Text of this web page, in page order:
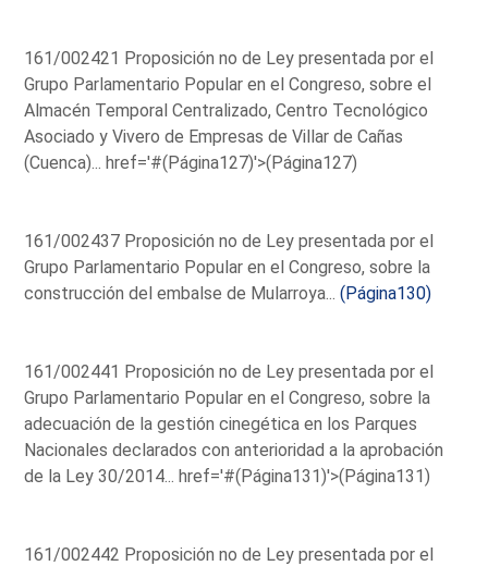
161/002421 Proposición no de Ley presentada por el
Grupo Parlamentario Popular en el Congreso, sobre el
Almacén Temporal Centralizado, Centro Tecnológico
Asociado y Vivero de Empresas de Villar de Cañas
(Cuenca)...href='#(Página127)'>(Página127)
161/002437 Proposición no de Ley presentada por el
Grupo Parlamentario Popular en el Congreso, sobre la
construcción del embalse de Mularroya...(Página130)
161/002441 Proposición no de Ley presentada por el
Grupo Parlamentario Popular en el Congreso, sobre la
adecuación de la gestión cinegética en los Parques
Nacionales declarados con anterioridad a la aprobación
de la Ley 30/2014...href='#(Página131)'>(Página131)
161/002442 Proposición no de Ley presentada por el